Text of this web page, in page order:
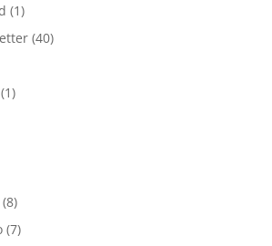
(1)
(40)
(1)
(8)
(7)